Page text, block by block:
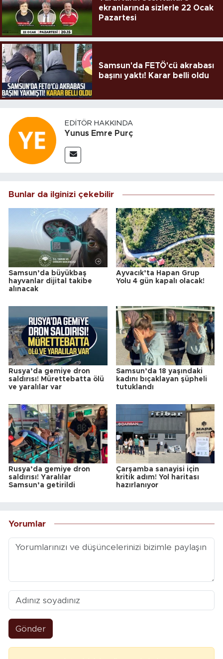
ekranlarında sizlerle 22 Ocak
Pazartesi
Samsun'da FETÖ'cü akrabası
başını yaktı! Karar belli oldu
EDITÖR HAKKINDA
Yunus Emre Purç
Bunlar da ilginizi çekebilir
Samsun’da büyükbaş
hayvanlar dijital takibe
alınacak
Ayvacık’ta Hapan Grup
Yolu 4 gün kapalı olacak!
Rusya’da gemiye dron
saldırısı! Mürettebatta ölü
ve yaralılar var
Samsun’da 18 yaşındaki
kadını bıçaklayan şüpheli
tutuklandı
Rusya’da gemiye dron
saldırısı! Yaralılar
Samsun’a getirildi
Çarşamba sanayisi için
kritik adım! Yol haritası
hazırlanıyor
Yorumlar
Gönder